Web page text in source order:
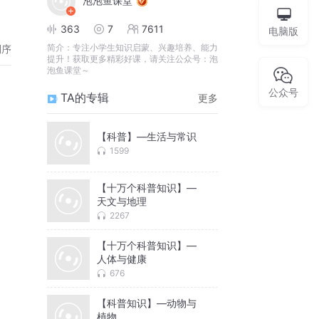
363 7 7611
简介： 专注小学生知识启蒙、兴趣培养、能力
提升！获取更多精彩好课，请关注公众号：泡
泡鱼课堂～
TA的专辑 更多
【科普】—生活与常识
1599
【十万个科普知识】—
天文与地理
2267
【十万个科普知识】—
人体与健康
676
【科普知识】—动物与
植物
电脑版
公众号